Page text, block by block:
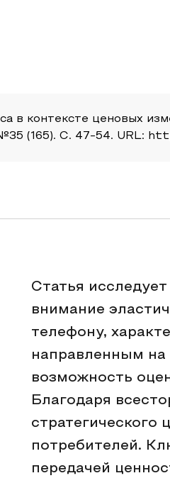
в контексте ценовых
№35 (165). С. 47-54.
Статья
внимание
телефону,
направленным на
возможность
Благодаря
стратегического
потребителей.
передачей